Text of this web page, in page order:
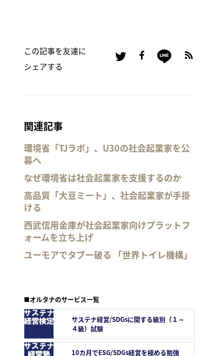
この記事を友達に
シェアする
関連記事
環境省「TJラボ」、U30の社会起業家を公
募へ
なぜ環境省は社会起業家を支援するのか
高品質「大豆ミート」、社会起業家が手掛
ける
西武信用金庫が社会起業家向けプラットフ
ォームを立ち上げ
ユーモアでタブー破る 「世界トイレ機構」
■オルタナのサービス一覧
サステナ経営/SDGsに関する級別（１～
４級）試験
10カ月でESG/SDGs経営を極める勉強